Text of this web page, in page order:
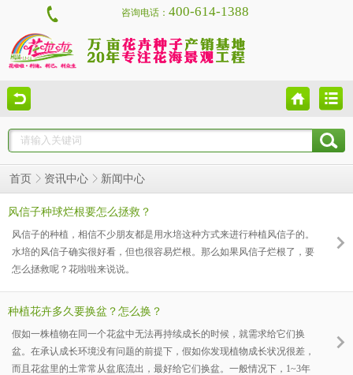
咨询电话：400-614-1388
首页 资讯中心 新闻中心
风信子种球烂根要怎么拯救？
风信子的种植，相信不少朋友都是用水培这种方式来进行种植风信子的。
水培的风信子确实很好看，但也很容易烂根。那么如果风信子烂根了，要
怎么拯救呢？花啦啦来说说。
种植花卉多久要换盆？怎么换？
假如一株植物在同一个花盆中无法再持续成长的时候，就需求给它们换
盆。在承认成长环境没有问题的前提下，假如你发现植物成长状况很差，
而且花盆里的土常常从盆底流出，最好给它们换盆。一般情况下，1~3年